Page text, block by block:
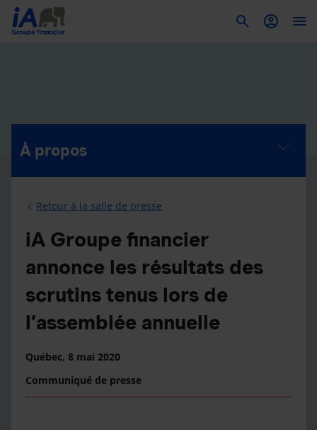
À propos
Retour à la salle de presse
iA Groupe financier
annonce les résultats des
scrutins tenus lors de
l’assemblée annuelle
Québec, 8 mai 2020
Communiqué de presse